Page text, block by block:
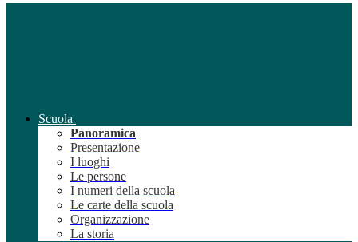
Scuola
Panoramica
Presentazione
I luoghi
Le persone
I numeri della scuola
Le carte della scuola
Organizzazione
La storia